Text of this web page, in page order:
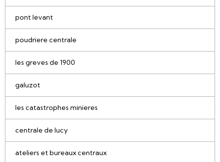
pont levant
poudriere centrale
les greves de 1900
galuzot
les catastrophes minieres
centrale de lucy
ateliers et bureaux centraux